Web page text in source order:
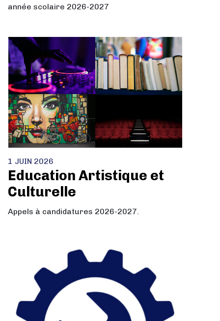
année scolaire 2026-2027
1 JUIN 2026
Education Artistique et
Culturelle
Appels à candidatures 2026-2027.